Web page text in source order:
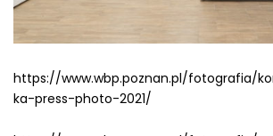
https://www.wbp.poznan.pl/fotografia/
ka-press-photo-2021/